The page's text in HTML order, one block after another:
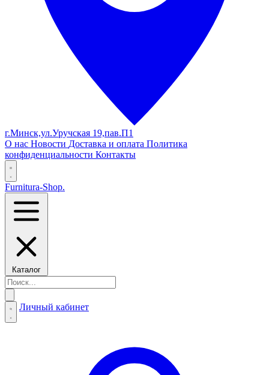
г.Минск,ул.Уручская 19,пав.П1
О нас Новости Доставка и оплата Политика
конфиденциальности Контакты
Furnitura-Shop.
Каталог
Личный кабинет